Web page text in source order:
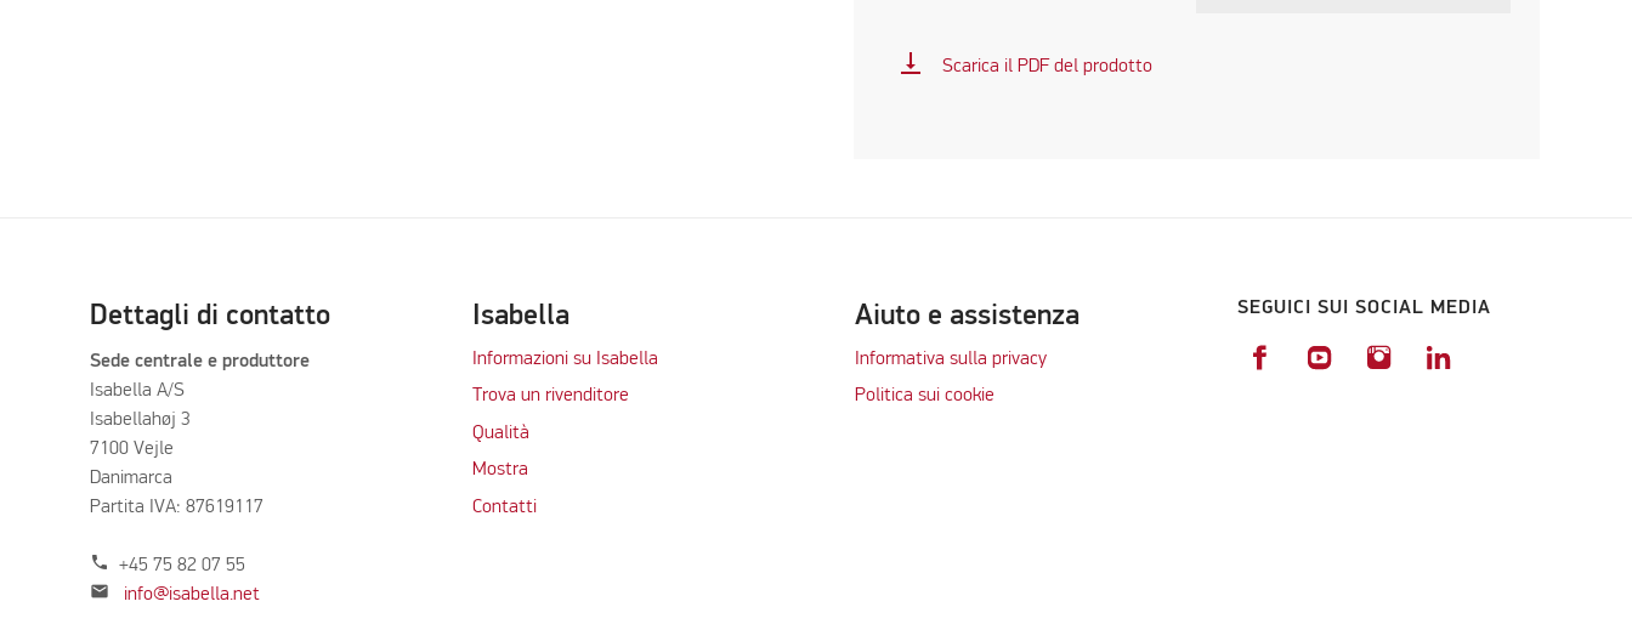
vertical_align_bottom Scarica il PDF del prodotto
Dettagli di contatto
Sede centrale e produttore
Isabella A/S
Isabellahøj 3
7100 Vejle
Danimarca
Partita IVA: 87619117
phone +45 75 82 07 55
mail info@isabella.net
Isabella
Informazioni su Isabella
Trova un rivenditore
Qualità
Mostra
Contatti
Aiuto e assistenza
Informativa sulla privacy
Politica sui cookie
SEGUICI SUI SOCIAL MEDIA